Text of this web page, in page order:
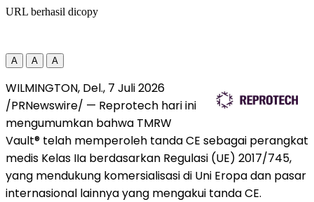
URL berhasil dicopy
A A A
WILMINGTON, Del., 7 Juli 2026
/PRNewswire/ — Reprotech hari ini
mengumumkan bahwa TMRW
Vault® telah memperoleh tanda CE sebagai perangkat
medis Kelas IIa berdasarkan Regulasi (UE) 2017/745,
yang mendukung komersialisasi di Uni Eropa dan pasar
internasional lainnya yang mengakui tanda CE.